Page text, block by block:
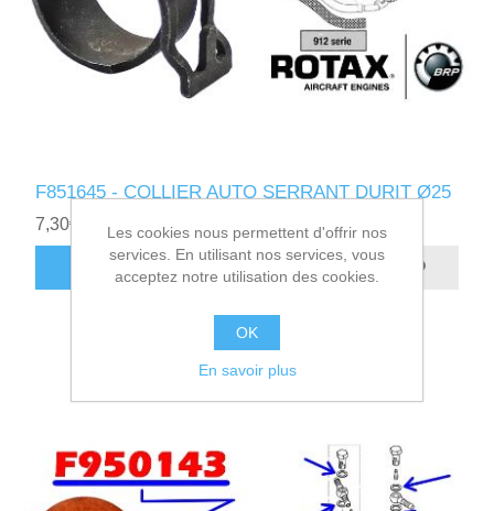
F851645 - COLLIER AUTO SERRANT DURIT Ø25
7,30€ HT
AJOUTER AU PANIER
Les cookies nous permettent d'offrir nos
services. En utilisant nos services, vous
acceptez notre utilisation des cookies.
OK
En savoir plus